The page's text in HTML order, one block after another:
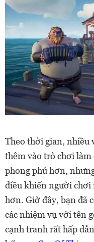
Theo thời gian, nhiều
thêm vào trò chơi
phong phú hơn,
điều khiến người chơi
hơn. Giờ đây, bạn đã
các nhiệm vụ với tên
cạnh tranh rất hấp